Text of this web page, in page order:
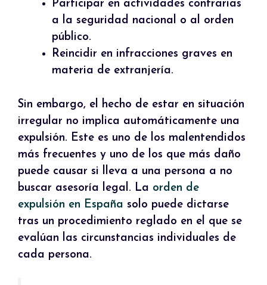
Participar en actividades contrarias
a la seguridad nacional o al orden
público.
Reincidir en infracciones graves en
materia de extranjería.
Sin embargo, el hecho de estar en situación
irregular no implica automáticamente una
expulsión. Este es uno de los malentendidos
más frecuentes y uno de los que más daño
puede causar si lleva a una persona a no
buscar asesoría legal. La orden de
expulsión en España solo puede dictarse
tras un procedimiento reglado en el que se
evalúan las circunstancias individuales de
cada persona.